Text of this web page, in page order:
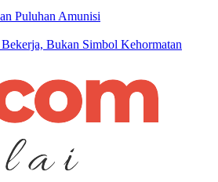
Puluhan Amunisi
Bukan Simbol Kehormatan